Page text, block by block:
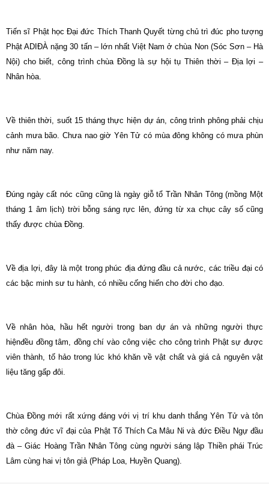
Tiến sĩ Phật học Đại đức Thích Thanh Quyết từng chủ trì đúc pho tượng
Phật ADIĐÀ nặng 30 tấn – lớn nhất Việt Nam ở chùa Non (Sóc Sơn – Hà
Nội) cho biết, công trình chùa Đồng là sự hội tụ Thiên thời – Địa lợi –
Nhân hòa.
Về thiên thời, suốt 15 tháng thực hiện dự án, công trình phông phải chịu
cảnh mưa bão. Chưa nao giờ Yên Tử có mùa đông không có mưa phùn
như năm nay.
Đúng ngày cất nóc cũng cũng là ngày giỗ tổ Trần Nhân Tông (mồng Một
tháng 1 âm lịch) trời bỗng sáng rực lên, đứng từ xa chục cây số cũng
thấy được chùa Đồng.
Về địa lợi, đây là một trong phúc địa đứng đầu cả nước, các triều đại có
các bậc minh sư tu hành, có nhiều cống hiến cho đời cho đạo.
Về nhân hòa, hầu hết người trong ban dự án và những người thực
hiệnđều đồng tâm, đồng chí vào công việc cho công trình Phật sự được
viên thành, tố hảo trong lúc khó khăn về vật chất và giá cả nguyên vật
liệu tăng gấp đôi.
Chùa Đồng mới rất xứng đáng với vị trí khu danh thắng Yên Tử và tôn
thờ công đức vĩ đại của Phật Tổ Thích Ca Mâu Ni và đức Điều Ngự đầu
đà – Giác Hoàng Trần Nhân Tông cùng người sáng lập Thiền phái Trúc
Lâm cùng hai vị tôn giả (Pháp Loa, Huyền Quang).